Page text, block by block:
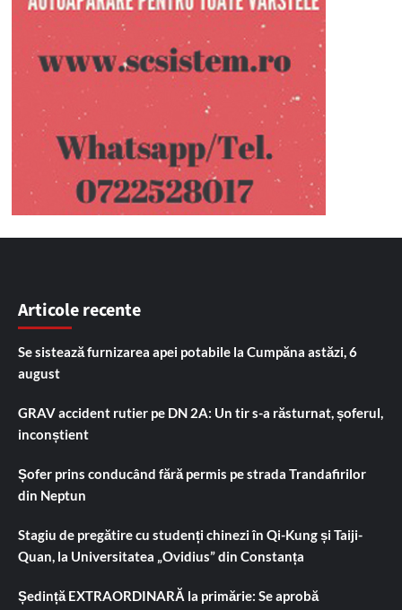
Articole recente
Se sistează furnizarea apei potabile la Cumpăna astăzi, 6
august
GRAV accident rutier pe DN 2A: Un tir s-a răsturnat, șoferul,
inconștient
Șofer prins conducând fără permis pe strada Trandafirilor
din Neptun
Stagiu de pregătire cu studenți chinezi în Qi-Kung și Taiji-
Quan, la Universitatea „Ovidius” din Constanța
Ședință EXTRAORDINARĂ la primărie: Se aprobă